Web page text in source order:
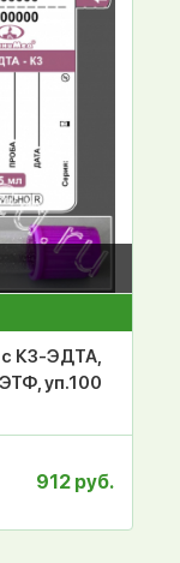
К3-ЭДТА,
уп.100
912 руб.